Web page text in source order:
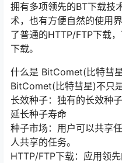
拥有多项领先的BT下载技
术，也有方便自然的使用
了普通的HTTP/FTP下载
下载。
什么是 BitComet(比特彗
BitComet(比特彗星)不只
长效种子：独有的长效种
延长种子寿命
种子市场：用户可以共享
人共享的任务。
HTTP/FTP下载：应用领